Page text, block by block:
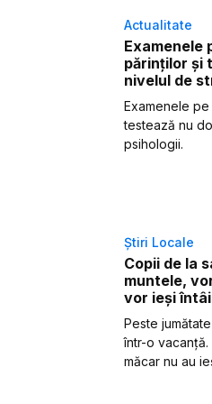
Actualitate
Examenele
părinților și
nivelul de
Examenele
testează nu
psihologii.
Știri Locale
Copii de la
muntele,
vor ieși
Peste
într-o vacanță.
măcar nu au